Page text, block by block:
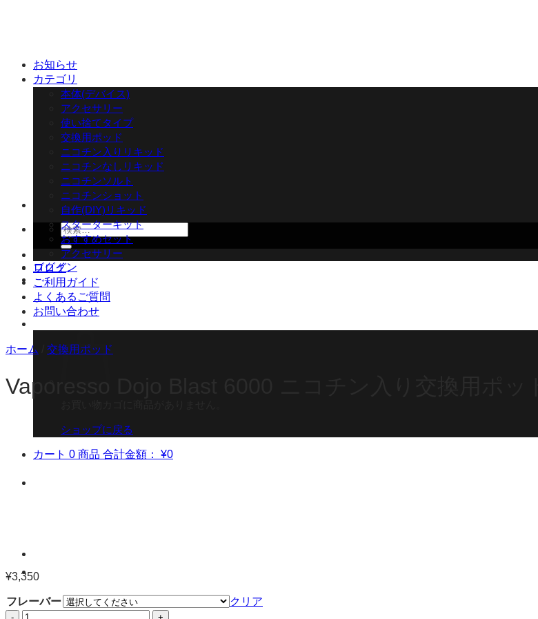
検
索
対
象:
ログイン
ショップに戻る
カート 0 商品 合計金額： ¥0
お知らせ
カテゴリ
本体(デバイス)
アクセサリー
使い捨てタイプ
交換用ポッド
ニコチン入りリキッド
ニコチンなしリキッド
ニコチンソルト
ニコチンショット
自作(DIY)リキッド
スターターキット
おすすめセット
アクセサリー
ブログ
ご利用ガイド
よくあるご質問
お問い合わせ
ホーム 交換用ポッド
Vaporesso Dojo Blast 6000 ニコチン入り交換用ポッド
¥3,350
フレーバー
クリア
Vaporesso